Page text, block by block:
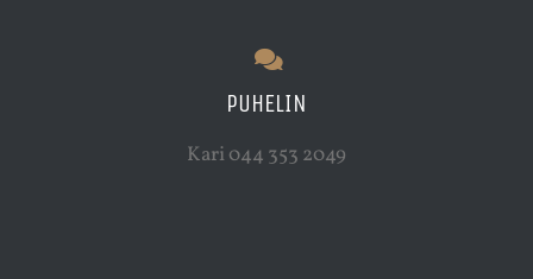
PUHELIN
Kari 044 353 2049